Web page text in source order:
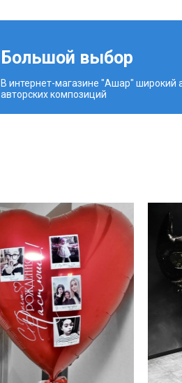
Большой выбор
В интернет-магазине "Ашар" широкий
авторских композиций